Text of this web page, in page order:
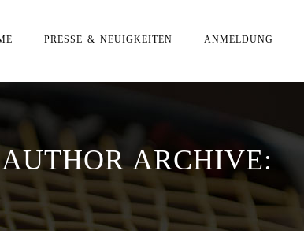
PRESSE & NEUIGKEITEN ANMELDUNG
AUTHOR ARCHIVE: